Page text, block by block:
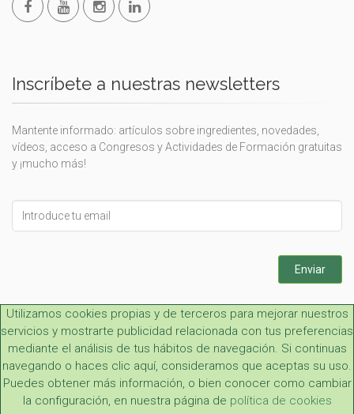
Inscríbete a nuestras newsletters
Mantente informado: artículos sobre ingredientes, novedades,
vídeos, acceso a Congresos y Actividades de Formación gratuitas
y ¡mucho más!
this
field
Enviar
Aviso legal y LOPD|Condiciones generales|Contacto
Copyright 2026, Cien por Cien Natural S. L.
Utilizamos cookies propias y de terceros para mejorar nuestros
servicios y mostrarte publicidad relacionada con tus preferencias
mediante el análisis de tus hábitos de navegación. Si continuas
navegando o haces clic aquí, consideramos que aceptas su uso.
Puedes obtener más información, o bien conocer como cambiar
la configuración, en nuestra página de política de cookies